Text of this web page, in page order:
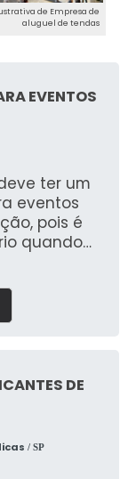
de Empresa de
aluguel de tendas
EVENTOS
ter um
eventos
pois é
quando
DE
/ SP